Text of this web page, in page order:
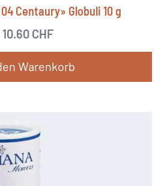
Centaury» Globuli 10 g
10.60 CHF
Warenkorb